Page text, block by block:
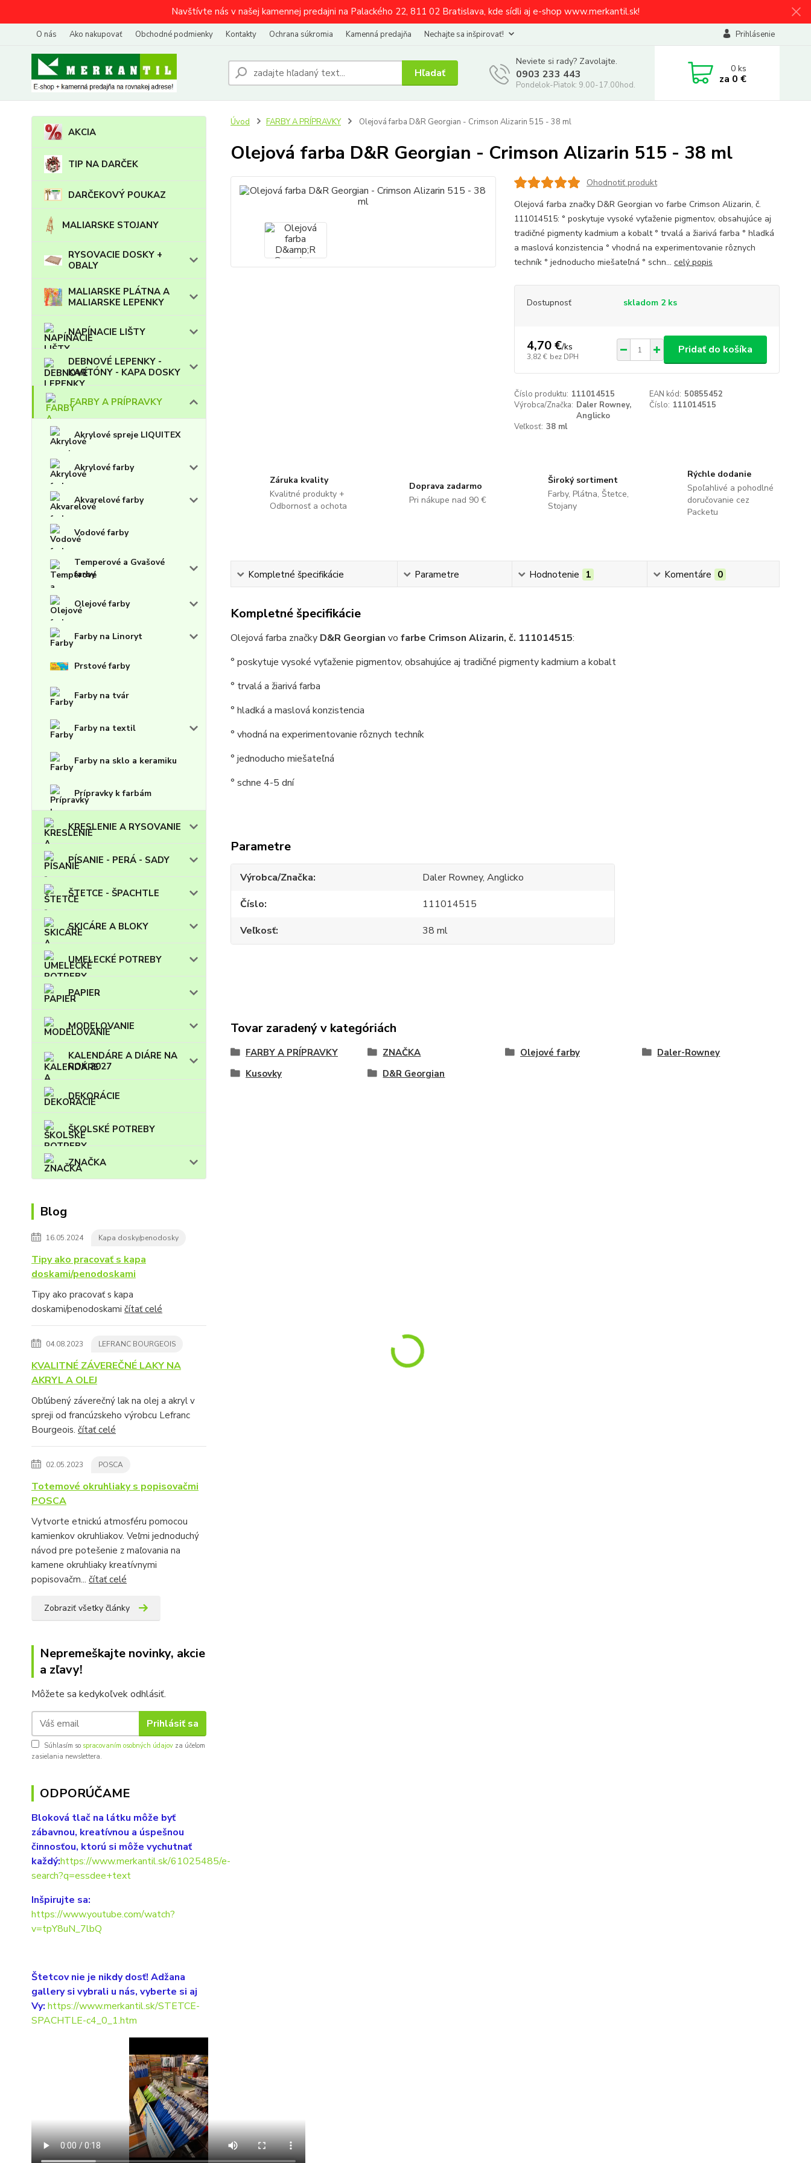
Navštívte nás v našej kamennej predajni na Palackého 22, 811 02 Bratislava, kde sídli aj e-shop www.merkantil.sk!
O nás Ako nakupovať Obchodné podmienky Kontakty Ochrana súkromia Kamenná predajňa Nechajte sa inšpirovať! Prihlásenie
Hľadať
Neviete si rady? Zavolajte.
0903 233 443
Pondelok-Piatok: 9.00-17.00hod.
0ks
za 0 €
AKCIA
TIP NA DARČEK
DARČEKOVÝ POUKAZ
MALIARSKE STOJANY
RYSOVACIE DOSKY +
OBALY
MALIARSKE PLÁTNA A
MALIARSKE LEPENKY
NAPÍNACIE LIŠTY
DEBNOVÉ LEPENKY -
KARTÓNY - KAPA DOSKY
FARBY A PRÍPRAVKY
Akrylové spreje LIQUITEX
Akrylové farby
Akvarelové farby
Vodové farby
Temperové a Gvašové
farby
Olejové farby
Farby na Linoryt
Prstové farby
Farby na tvár
Farby na textil
Farby na sklo a keramiku
Prípravky k farbám
KRESLENIE A RYSOVANIE
PÍSANIE - PERÁ - SADY
ŠTETCE - ŠPACHTLE
SKICÁRE A BLOKY
UMELECKÉ POTREBY
PAPIER
MODELOVANIE
KALENDÁRE A DIÁRE NA
ROK 2027
DEKORÁCIE
ŠKOLSKÉ POTREBY
ZNAČKA
Blog
16.05.2024 Kapa dosky/penodosky
Tipy ako pracovať s kapa
doskami/penodoskami
Tipy ako pracovať s kapa
doskami/penodoskami čítať celé
04.08.2023 LEFRANC BOURGEOIS
KVALITNÉ ZÁVEREČNÉ LAKY NA
AKRYL A OLEJ
Obľúbený záverečný lak na olej a akryl v
spreji od francúzskeho výrobcu Lefranc
Bourgeois. čítať celé
02.05.2023 POSCA
Totemové okruhliaky s popisovačmi
POSCA
Vytvorte etnickú atmosféru pomocou
kamienkov okruhliakov. Veľmi jednoduchý
návod pre potešenie z maľovania na
kamene okruhliaky kreatívnymi
popisovačm... čítať celé
Zobraziť všetky články
Nepremeškajte novinky, akcie
a zľavy!
Môžete sa kedykoľvek odhlásiť.
Prihlásiť sa
Súhlasím so spracovaním osobných údajov za účelom
zasielania newslettera.
ODPORÚČAME
Bloková tlač na látku môže byť
zábavnou, kreatívnou a úspešnou
činnosťou, ktorú si môže vychutnať
každý:https://www.merkantil.sk/61025485/e-
search?q=essdee+text
Inšpirujte sa:
https://www.youtube.com/watch?
v=tpY8uN_7lbQ
Štetcov nie je nikdy dosť! Adžana
gallery si vybrali u nás, vyberte si aj
Vy: https://www.merkantil.sk/STETCE-
SPACHTLE-c4_0_1.htm
Úvod FARBY A PRÍPRAVKY Olejová farba D&R Georgian - Crimson Alizarin 515 - 38 ml
Olejová farba D&R Georgian - Crimson Alizarin 515 - 38 ml
Ohodnotiť produkt
Olejová farba značky D&R Georgian vo farbe Crimson Alizarin, č.
111014515: ° poskytuje vysoké vyťaženie pigmentov, obsahujúce aj
tradičné pigmenty kadmium a kobalt ° trvalá a žiarivá farba ° hladká
a maslová konzistencia ° vhodná na experimentovanie rôznych
techník ° jednoducho miešateľná ° schn... celý popis
Dostupnosť skladom 2 ks
4,70 €/ks
3,82 € bez DPH
Pridať do košíka
Číslo produktu: 111014515 EAN kód: 50855452
Výrobca/Značka: Daler Rowney,
Anglicko
Číslo: 111014515
Veľkosť: 38 ml
Záruka kvality
Kvalitné produkty +
Odbornosť a ochota
Doprava zadarmo
Pri nákupe nad 90 €
Široký sortiment
Farby, Plátna, Štetce,
Stojany
Rýchle dodanie
Spoľahlivé a pohodlné
doručovanie cez
Packetu
Kompletné špecifikácie Parametre Hodnotenie 1 Komentáre 0
Kompletné špecifikácie
Olejová farba značky D&R Georgian vo farbe Crimson Alizarin, č. 111014515:
° poskytuje vysoké vyťaženie pigmentov, obsahujúce aj tradičné pigmenty kadmium a kobalt
° trvalá a žiarivá farba
° hladká a maslová konzistencia
° vhodná na experimentovanie rôznych techník
° jednoducho miešateľná
° schne 4-5 dní
Parametre
Výrobca/Značka
Daler Rowney, Anglicko
Číslo
111014515
Veľkosť
38 ml
Tovar zaradený v kategóriách
FARBY A PRÍPRAVKY ZNAČKA Olejové farby
Daler-Rowney
Kusovky
D&R Georgian